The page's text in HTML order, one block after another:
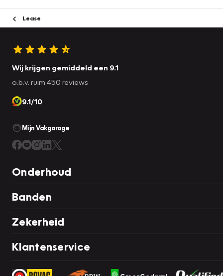
Lease
Wij krijgen gemiddeld een 9.1
o.b.v. ruim 450 reviews
9.1/10
Mijn Vakgarage
Onderhoud
Banden
Zekerheid
Klantenservice